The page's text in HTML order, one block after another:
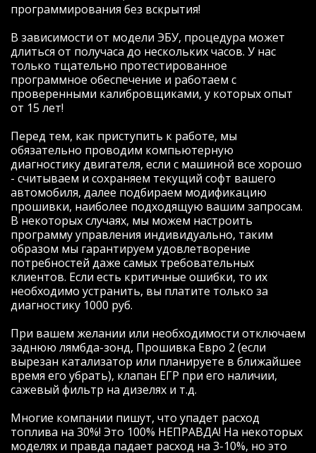
заранее оговорив с Евгением, что
будем делать с авто примем во время
встречи. Так и сделали: встретились, еще
раз все оговорили и в течение получаса
Евгений исполнил все как и требовалось.
В итоге получилось активировать
несколько модулей:
ключа блокируется АКПП;
- активировано управление климатом "с
руля" в правом окошке БК;
- активирована индикация наружной
температуры в правом окошке БК;
- активирована возможность изменения
настроек зеркал при движении задним
ходом (помощь при парковке);
- активирована память противотуманок
(включаются автоматически). Ну, и самое
главное, уже по дороге домой оценил в
полной мере те ранее скрытые
возможности эластичной и
трансмиссия"автомобиля, которые
теперь стали доступны!
Евгений, огромное Вам спасибо за
отзывчивость, человеческое общение и
профессионализм! Удачи и еще больше
программирования без вскрытия!
В зависимости от модели ЭБУ, процедура может
длиться от получаса до нескольких часов. У нас
только тщательно протестированное
программное обеспечение и работаем с
проверенными калибровщиками, у которых опыт
от 15 лет!
Перед тем, как приступить к работе, мы
обязательно проводим компьютерную
диагностику двигателя, если с машиной все хорошо
- считываем и сохраняем текущий софт вашего
автомобиля, далее подбираем модификацию
прошивки, наиболее подходящую вашим запросам.
В некоторых случаях, мы можем настроить
программу управления индивидуально, таким
образом мы гарантируем удовлетворение
потребностей даже самых требовательных
клиентов. Если есть критичные ошибки, то их
необходимо устранить, вы платите только за
диагностику 1000 руб.
При вашем желании или необходимости отключаем
заднюю лямбда-зонд, Прошивка Евро 2 (если
вырезан катализатор или планируете в ближайшее
время его убрать), клапан ЕГР при его наличии,
сажевый фильтр на дизелях и т.д.
Многие компании пишут, что упадет расход
топлива на 30%! Это 100% НЕПРАВДА! На некоторых
моделях и правда падает расход на 3-10%, но это